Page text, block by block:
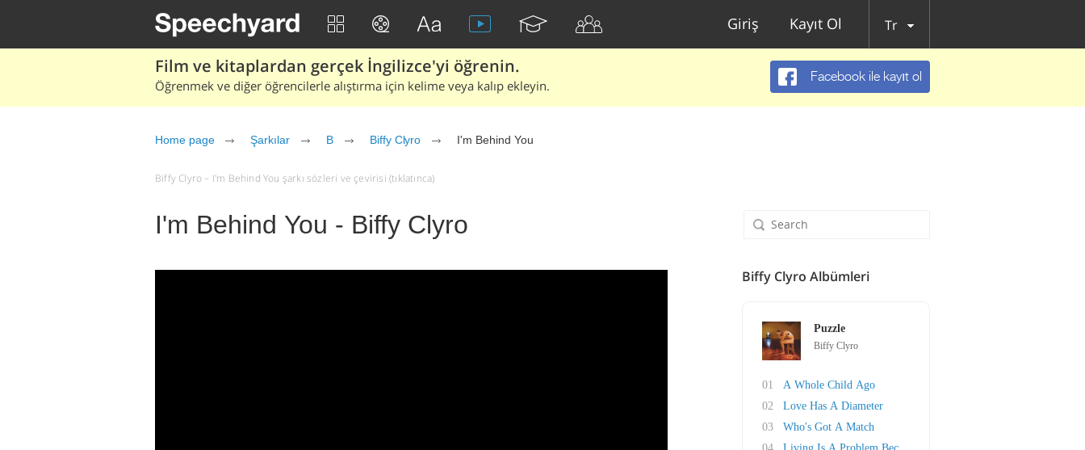
Giriş Kayıt Ol Tr
Film ve kitaplardan gerçek İngilizce'yi öğrenin.
Öğrenmek ve diğer öğrencilerle alıştırma için kelime veya kalıp ekleyin.
Facebook ile kayıt ol
Home page Şarkılar B Biffy Clyro I'm Behind You
Biffy Clyro – I'm Behind You şarkı sözleri ve çevirisi (tıklatınca)
I'm Behind You - Biffy Clyro
Biffy Clyro Albümleri
Puzzle
Biffy Clyro
01
A Whole Child Ago
02
Love Has A Diameter
03
Who's Got A Match